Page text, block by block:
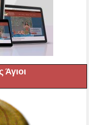
Άγιοι